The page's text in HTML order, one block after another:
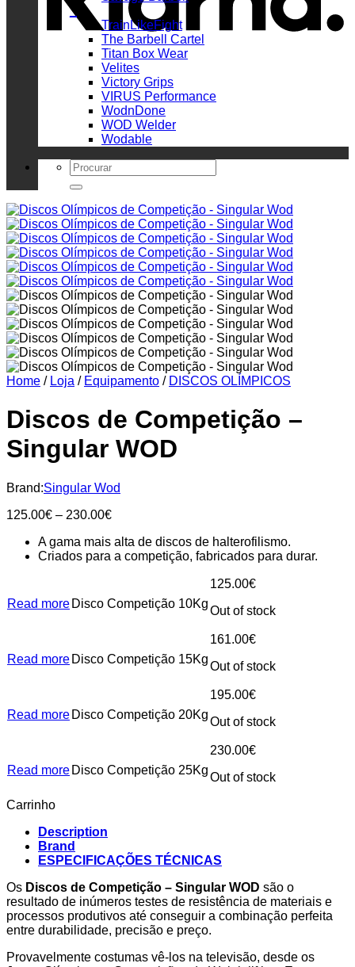
_
TrainLikeFight
The Barbell Cartel
Titan Box Wear
Velites
Victory Grips
VIRUS Performance
WodnDone
WOD Welder
Wodable
Search
for:
Home / Loja / Equipamento / DISCOS OLÍMPICOS
Discos de Competição –
Singular WOD
Brand:Singular Wod
125.00€ – 230.00€Price
125.00€
through
A gama mais alta de discos de halterofilismo.
Criados para a competição, fabricados para durar.
Read more Disco Competição 10Kg
125.00€
Out of stock
Read more Disco Competição 15Kg
161.00€
Out of stock
Read more Disco Competição 20Kg
195.00€
Out of stock
Read more Disco Competição 25Kg
230.00€
Out of stock
Carrinho
Description
Brand
ESPECIFICAÇÕES TÉCNICAS
Os Discos de Competição – Singular WOD são o
resultado de inúmeros testes de resistência de materiais e
processos produtivos até conseguir a combinação perfeita
entre durabilidade, precisão e preço.
Provavelmente costumas vê-los na televisão, desde os